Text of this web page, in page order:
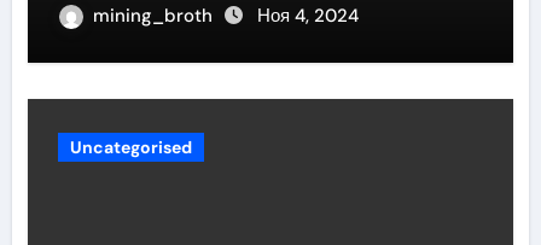
mining_broth Ноя 4, 2024
Uncategorised